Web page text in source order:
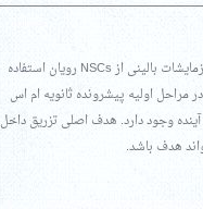
NSCs داخل نخاعی تزریق می شود و تحت بررسی برای آزمایشات بالینی (فاز I) می باشد. در آزمایشات بالینی از NSCs رویان استفاده
مراحل اولیه پیشرونده ثانویه ام اس
آینده وجود دارد. هدف اصلی تزریق داخل